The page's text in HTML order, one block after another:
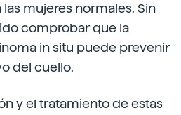
mujeres normales. Sin
comprobar que la
in situ puede prevenir
del cuello.
y el tratamiento de estas